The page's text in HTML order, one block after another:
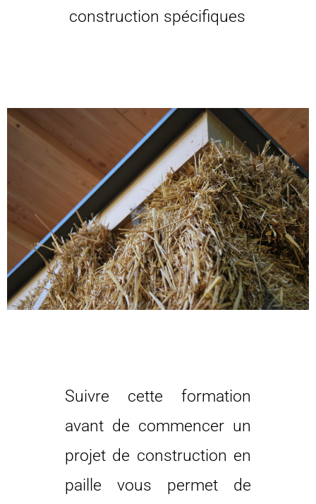
construction spécifiques
Suivre cette formation
avant de commencer un
projet de construction en
paille vous permet de